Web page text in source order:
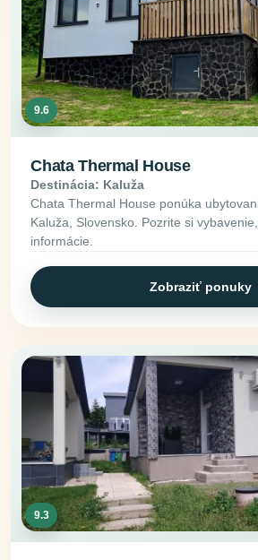
9.6
Chata Thermal House
Destinácia: Kaluža
Chata Thermal House ponúka
Kaluža, Slovensko. Pozrite si
informácie.
Zobraziť ponuky
9.3